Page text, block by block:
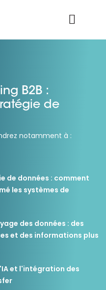
B2B :
de
notamment à :
de données : comment
les systèmes de
des données : des
et des informations plus
et l'intégration des